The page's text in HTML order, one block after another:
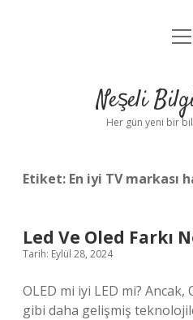
Yasal
Neşeli
Her gün yeni bir
Etiket: En iyi TV markası
Led Ve Oled Farkı
Tarih: Eylül 28, 2024
OLED mi iyi LED mi? Ancak,
gibi daha gelişmiş